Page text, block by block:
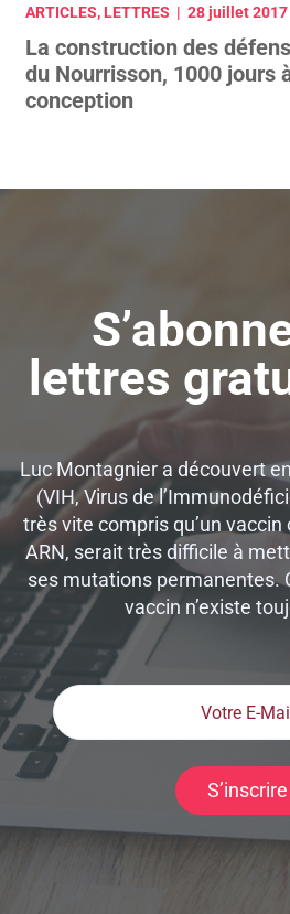
ARTICLES, LETTRES | 28 juillet 2017
La construction des
du Nourrisson, 1000 jours
conception
lettres
Luc Montagnier a découvert
(VIH, Virus de
très vite compris qu’un
ARN, serait très difficile à
ses mutations permanentes.
vaccin n’existe
S’inscrire